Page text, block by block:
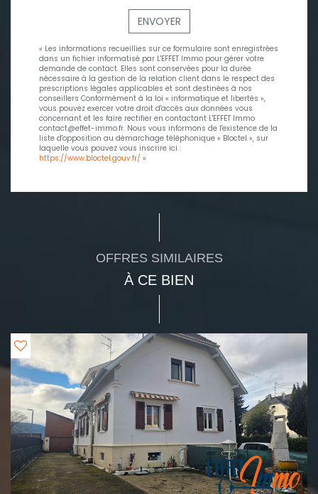
ENVOYER
« Les informations recueillies sur ce formulaire sont enregistrées
dans un fichier informatisé par L'EFFET Immo pour gérer votre
demande de contact. Elles sont conservées pour la durée
nécessaire à la gestion de la relation client dans le respect des
prescriptions légales applicables et sont destinées à nos
conseillers Conformément à la loi « informatique et libertés »,
vous pouvez exercer votre droit d'accès aux données vous
concernant et les faire rectifier en contactant L'EFFET Immo
contact@effet-immo.fr. Nous vous informons de l'existence de la
liste d'opposition au démarchage téléphonique « Bloctel », sur
laquelle vous pouvez vous inscrire ici :
https://www.bloctel.gouv.fr/ »
OFFRES SIMILAIRES
À CE BIEN